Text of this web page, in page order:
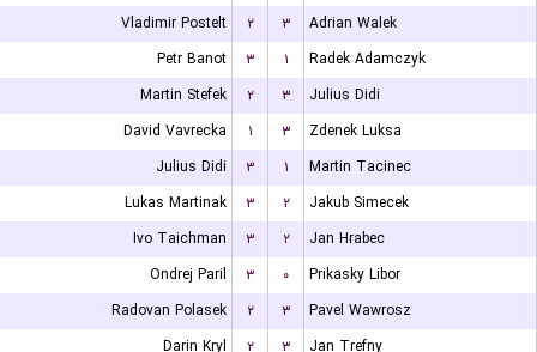
Vladimir Postelt
۲ ۳
Adrian Walek
Petr Banot
۳ ۱
Radek Adamczyk
Martin Stefek
۲ ۳
Julius Didi
David Vavrecka
۱ ۳
Zdenek Luksa
Julius Didi
۳ ۱
Martin Tacinec
Lukas Martinak
۳ ۲
Jakub Simecek
Ivo Taichman
۳ ۲
Jan Hrabec
Ondrej Paril
۳ ۰
Prikasky Libor
Radovan Polasek
۲ ۳
Pavel Wawrosz
Darin Kryl
۲ ۳
Jan Trefny